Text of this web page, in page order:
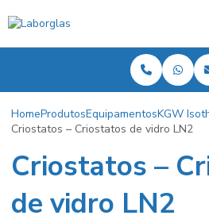
HomeProdutosEquipamentosKGW
Criostatos – Criostatos de vidro LN2
Criostatos –
de vidro LN2